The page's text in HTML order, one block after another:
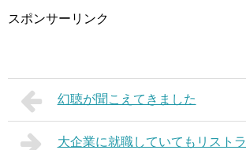
スポンサーリンク
幻聴が聞こえてきました
大企業に就職していてもリストラ